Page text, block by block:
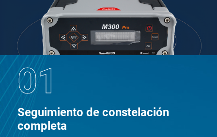
01
Seguimiento de constelación
completa